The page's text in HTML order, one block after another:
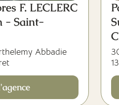
F. LECLERC
- Saint-
Abbadie